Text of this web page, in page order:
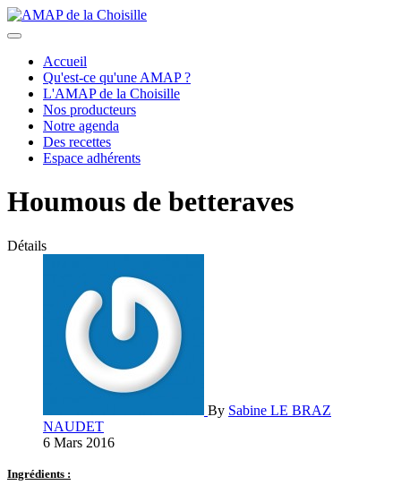
Accueil
Qu'est-ce qu'une AMAP ?
L'AMAP de la Choisille
Nos producteurs
Notre agenda
Des recettes
Espace adhérents
Houmous de betteraves
Détails
By Sabine LE BRAZ
NAUDET
6 Mars 2016
Ingrédients :